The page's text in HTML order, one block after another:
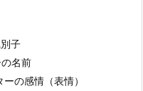
子
の名前
ーの感情（表情）